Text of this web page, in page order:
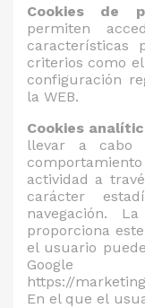
Cookies de
permiten
características
criterios como
configuración
la WEB.
Cookies
llevar a cabo
actividad a
carácter
navegación.
proporciona
el usuario
https://
En el que el